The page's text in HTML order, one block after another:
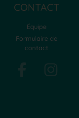
CONTACT
Équipe
Formulaire de
contact